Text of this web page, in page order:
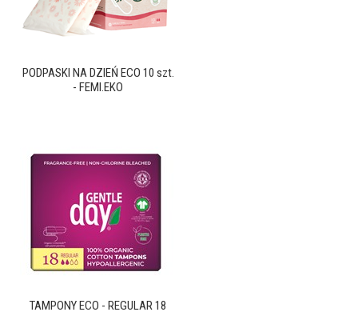
PODPASKI NA DZIEŃ ECO 10 szt.
- FEMI.EKO
TAMPONY ECO - REGULAR 18